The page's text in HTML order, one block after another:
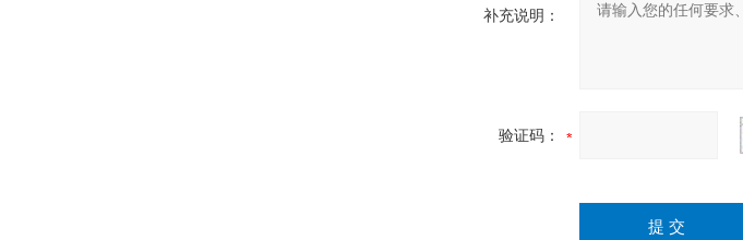
补充说明：
验证码：